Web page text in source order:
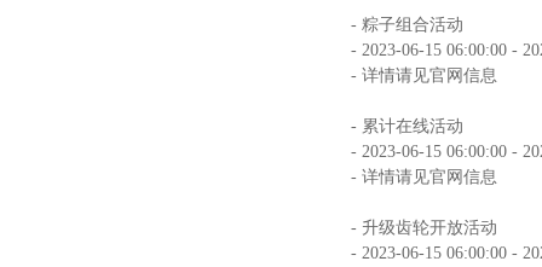
- 粽子组合活动
- 2023-06-15 06:00:00 -
- 详情请见官网信息
- 累计在线活动
- 2023-06-15 06:00:00 -
- 详情请见官网信息
- 升级齿轮开放活动
- 2023-06-15 06:00:00 -